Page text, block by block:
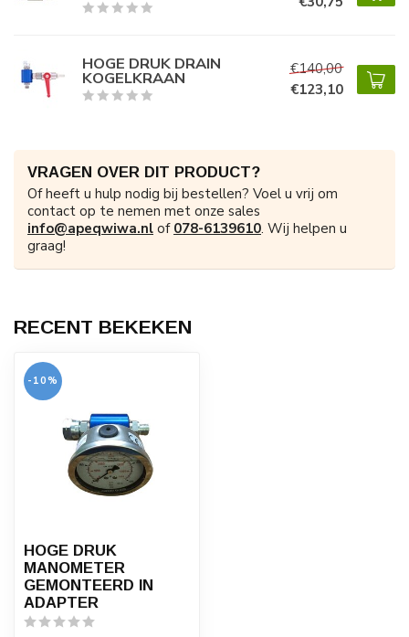
HOGE DRUK DRAIN
KOGELKRAAN
€140,00
€123,10
VRAGEN OVER DIT PRODUCT?
Of heeft u hulp nodig bij bestellen? Voel u vrij om
contact op te nemen met onze sales
info@apeqwiwa.nl of 078-6139610. Wij helpen u
graag!
RECENT BEKEKEN
-10%
HOGE DRUK
MANOMETER
GEMONTEERD IN
ADAPTER